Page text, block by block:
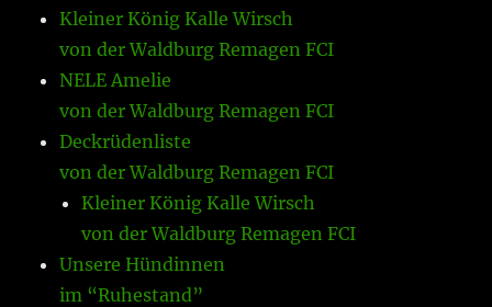
Kleiner König Kalle Wirsch
von der Waldburg Remagen FCI
NELE Amelie
von der Waldburg Remagen FCI
Deckrüdenliste
von der Waldburg Remagen FCI
Kleiner König Kalle Wirsch
von der Waldburg Remagen FCI
Unsere Hündinnen
im “Ruhestand”